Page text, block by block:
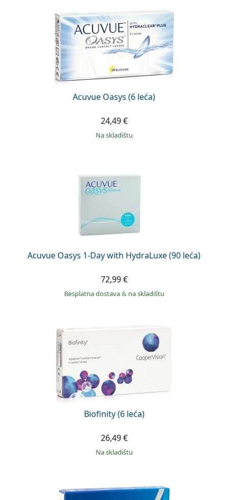
Acuvue Oasys (6 leća)
24,49 €
na skladištu
Acuvue Oasys 1-Day with HydraLuxe (90 leća)
72,99 €
Besplatna dostava& na skladištu
Biofinity (6 leća)
26,49 €
na skladištu